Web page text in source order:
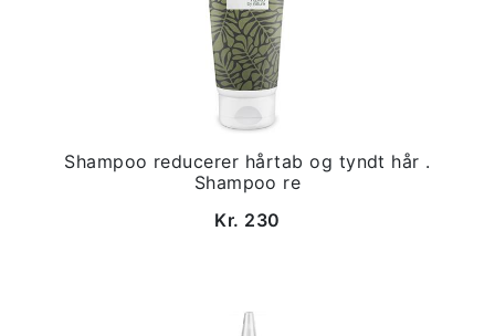
Shampoo reducerer hårtab og tyndt hår .
Shampoo re
Kr. 230